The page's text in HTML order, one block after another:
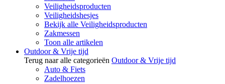
Veiligheidsproducten
Veiligheidshesjes
Bekijk alle Veiligheidsproducten
Zakmessen
Toon alle artikelen
Outdoor & Vrije tijd
Terug naar alle categorieën Outdoor & Vrije tijd
Auto & Fiets
Zadelhoezen